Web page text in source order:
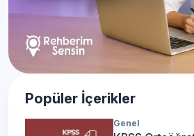
Popüler İçerikler
Genel